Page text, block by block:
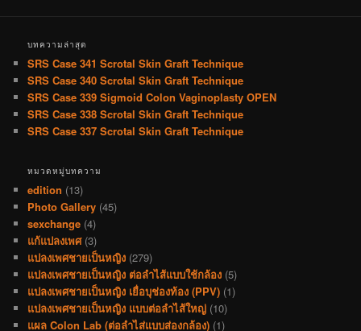
บทความล่าสุด
SRS Case 341 Scrotal Skin Graft Technique
SRS Case 340 Scrotal Skin Graft Technique
SRS Case 339 Sigmoid Colon Vaginoplasty OPEN
SRS Case 338 Scrotal Skin Graft Technique
SRS Case 337 Scrotal Skin Graft Technique
หมวดหมู่บทความ
edition (13)
Photo Gallery (45)
sexchange (4)
แก้แปลงเพศ(3)
แปลงเพศชายเป็นหญิง (279)
แปลงเพศชายเป็นหญิง ต่อลำไส้แบบใช้กล้อง (5)
แปลงเพศชายเป็นหญิง เยื่อบุช่องท้อง (PPV) (1)
แปลงเพศชายเป็นหญิง แบบต่อลำไส้ใหญ่ (10)
แผล Colon Lab (ต่อลำไส่แบบส่องกล้อง) (1)